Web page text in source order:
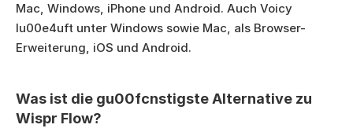
Mac, Windows, iPhone und Android. Auch Voicy
lu00e4uft unter Windows sowie Mac, als Browser-
Erweiterung, iOS und Android.
Was ist die gu00fcnstigste Alternative zu
Wispr Flow?